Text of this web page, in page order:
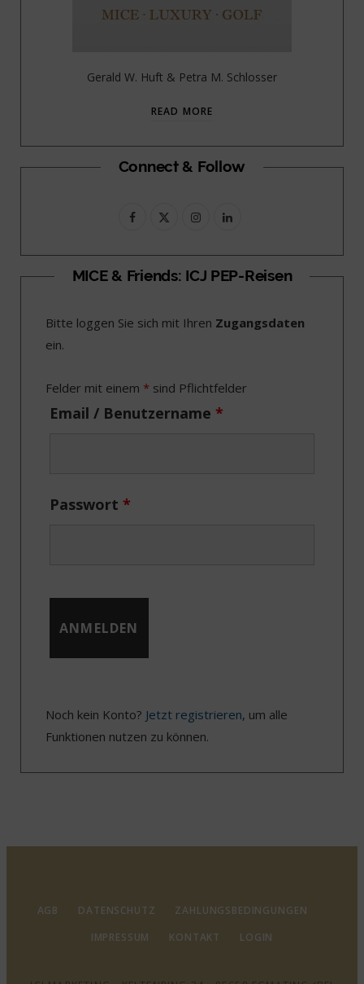
Gerald W. Huft & Petra M. Schlosser
READ MORE
Connect & Follow
F
c
b
o
k
T
i
t
e
I
s
a
r
a
L
n
e
I
MICE & Friends: ICJ PEP-Reisen
Bitte loggen Sie sich mit Ihren Zugangsdaten
ein.
Felder mit einem * sind Pflichtfelder
Email / Benutzername *
Passwort *
Noch kein Konto? Jetzt registrieren, um alle
Funktionen nutzen zu können.
AGB DATENSCHUTZ
ZAHLUNGSBEDINGUNGEN
IMPRESSUM
KONTAKT LOGIN